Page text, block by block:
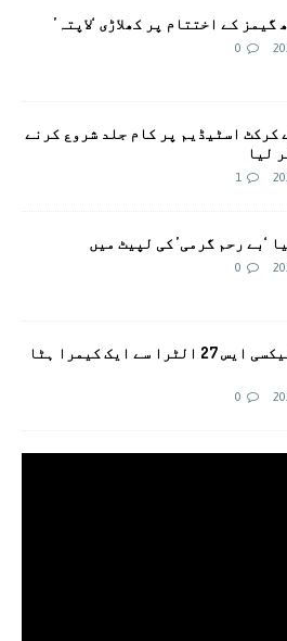
گیمز کے اختتام پر کھلاڑی ‘لاپتہ’
0
کرکٹ اسٹیڈیم پر کام جلد شروع کرنے
لیا
1
‘بے رحم گرمی’ کی لپیٹ میں
0
سام سنگ گلیکسی ایس 27 الٹرا سے ایک کیمرا ہٹا
0